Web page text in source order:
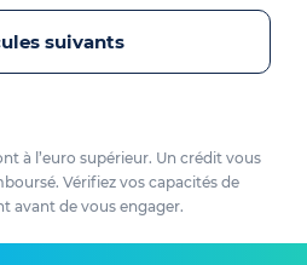
suivants
à l’euro supérieur. Un crédit vous
Vérifiez vos capacités de
avant de vous engager.